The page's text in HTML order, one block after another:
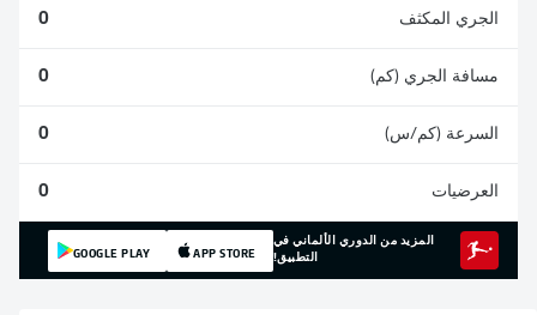
الجري المكثف 0
مسافة الجري (كم) 0
السرعة (كم/س) 0
العرضيات 0
المزيد من الدوري الألماني في
التطبيق!
APP STORE
GOOGLE PLAY